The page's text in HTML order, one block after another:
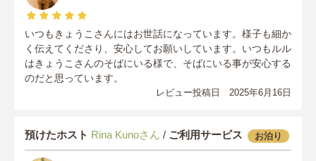
いつもきょうこさんにはお世話になっています。様子も細か
く伝えてくださり、安心してお願いしています。いつもルル
はきょうこさんのそばにいる様で、そばにいる事が安心する
のだと思っています。
レビュー投稿日 2025年6月16日
預けたホスト Rina Kunoさん / ご利用サービス お泊り